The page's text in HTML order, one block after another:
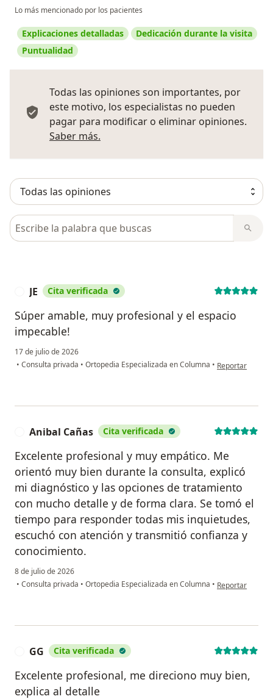
Lo más mencionado por los pacientes
Explicaciones detalladas
Dedicación durante la visita
Puntualidad
Todas las opiniones son importantes, por
este motivo, los especialistas no pueden
pagar para modificar o eliminar opiniones.
Saber más.
Busca en opiniones
JE Cita verificada
Súper amable, muy profesional y el espacio
impecable!
17 de julio de 2026
• Consulta privada • Ortopedia Especializada en Columna • en opinión del
Reportar
Anibal Cañas Cita verificada
Excelente profesional y muy empático. Me
orientó muy bien durante la consulta, explicó
mi diagnóstico y las opciones de tratamiento
con mucho detalle y de forma clara. Se tomó el
tiempo para responder todas mis inquietudes,
escuchó con atención y transmitió confianza y
conocimiento.
8 de julio de 2026
• Consulta privada • Ortopedia Especializada en Columna • en opinión del
Reportar
GG Cita verificada
Excelente profesional, me direciono muy bien,
explica al detalle